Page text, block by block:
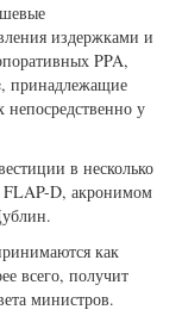
издержками и
PPA,
принадлежащие
у
в несколько
FLAP-D, акронимом
как
всего, получит
министров.